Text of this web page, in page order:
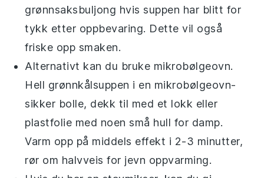
grønnsaksbuljong hvis suppen har blitt for
tykk etter oppbevaring. Dette vil også
friske opp smaken.
Alternativt kan du bruke mikrobølgeovn.
Hell grønnkålsuppen i en mikrobølgeovn-
sikker bolle, dekk til med et lokk eller
plastfolie med noen små hull for damp.
Varm opp på middels effekt i 2-3 minutter,
rør om halvveis for jevn oppvarming.